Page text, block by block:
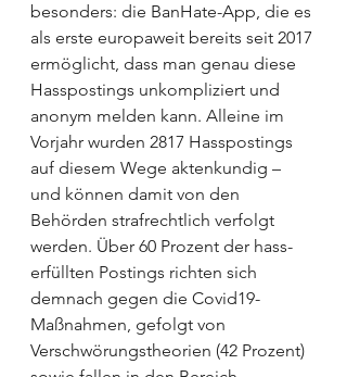
besonders: die BanHate-App, die es
als erste europaweit bereits seit 2017
ermöglicht, dass man genau diese
Hasspostings unkompliziert und
anonym melden kann. Alleine im
Vorjahr wurden 2817 Hasspostings
auf diesem Wege aktenkundig –
und können damit von den
Behörden strafrechtlich verfolgt
werden. Über 60 Prozent der hass­
erfüllten Postings richten sich
demnach gegen die Covid19-
Maßnahmen, gefolgt von
Verschwörungstheorien (42 Prozent)